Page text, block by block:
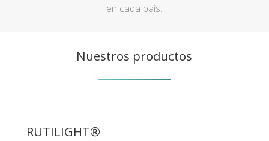
en cada país.
Nuestros productos
RUTILIGHT®